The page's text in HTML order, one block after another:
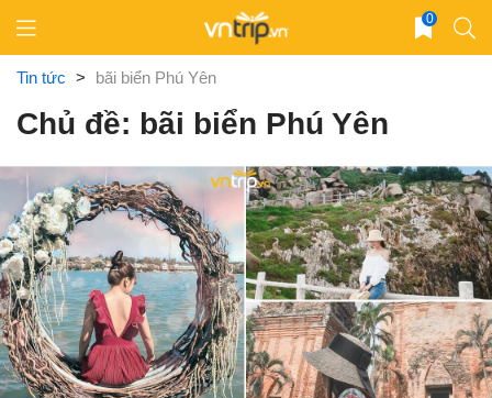
content
0
Tin tức > bãi biển Phú Yên
Chủ đề: bãi biển Phú Yên